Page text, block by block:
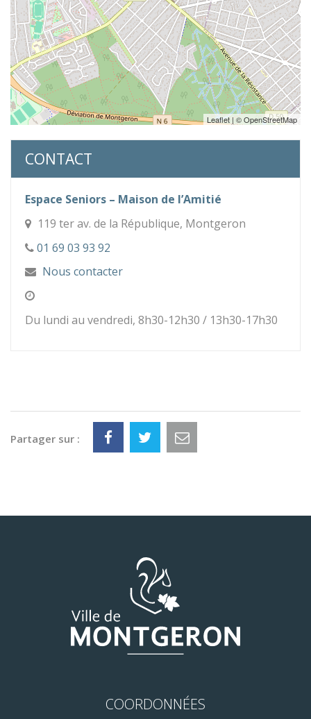
Leaflet| ©OpenStreetMap
CONTACT
Espace Seniors – Maison de l’Amitié
119 ter av. de la République, Montgeron
01 69 03 93 92
Nous contacter
Du lundi au vendredi, 8h30-12h30 / 13h30-17h30
Partager sur :
COORDONNÉES